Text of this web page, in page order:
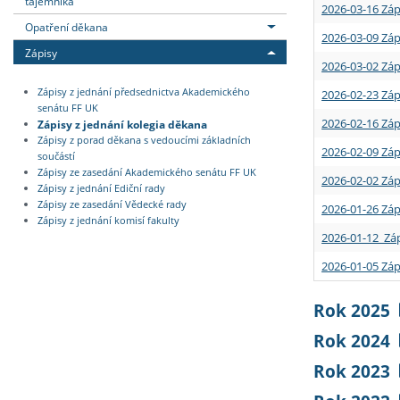
Opatření děkana
Zápisy
Zápisy z jednání předsednictva Akademického
senátu FF UK
Zápisy z jednání kolegia děkana
Zápisy z porad děkana s vedoucími základních
součástí
Zápisy ze zasedání Akademického senátu FF UK
Zápisy z jednání Ediční rady
Zápisy ze zasedání Vědecké rady
Zápisy z jednání komisí fakulty
2026-03-16
2026-03-09
2026-03-02
2026-02-23
2026-02-16
2026-02-09
2026-02-02
2026-01-26
2026-01-12
2026-01-05
Rok 2025
Rok 2024
Rok 2023